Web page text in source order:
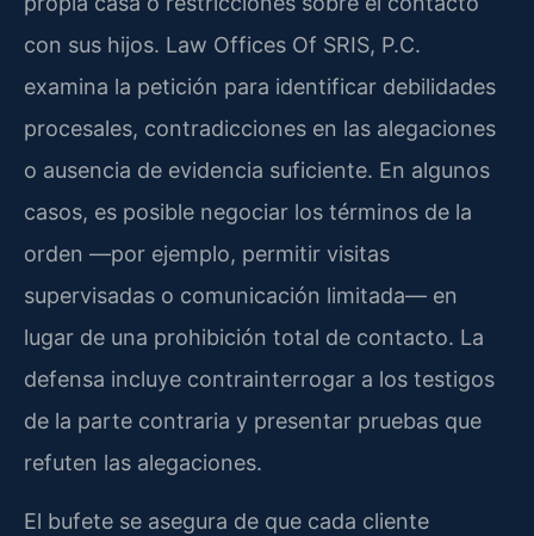
con sus hijos. Law Offices Of SRIS, P.C.
examina la petición para identificar debilidades
procesales, contradicciones en las alegaciones
o ausencia de evidencia suficiente. En algunos
casos, es posible negociar los términos de la
orden —por ejemplo, permitir visitas
supervisadas o comunicación limitada— en
lugar de una prohibición total de contacto. La
defensa incluye contrainterrogar a los testigos
de la parte contraria y presentar pruebas que
refuten las alegaciones.
El bufete se asegura de que cada cliente